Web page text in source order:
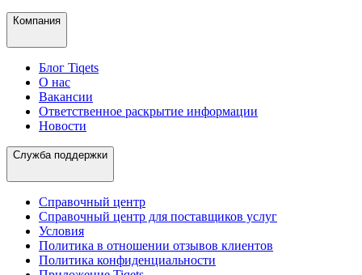
Компания
Блог Tiqets
О нас
Вакансии
Ответственное раскрытие информации
Новости
Служба поддержки
Справочный центр
Справочный центр для поставщиков услуг
Условия
Политика в отношении отзывов клиентов
Политика конфиденциальности